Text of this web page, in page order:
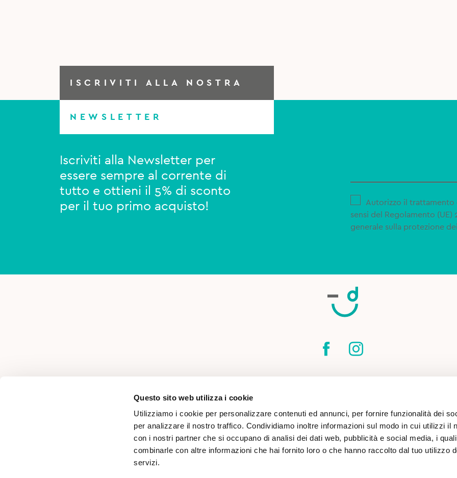
Questo sito web utilizza i cookie
Utilizziamo i cookie per personalizzare contenuti ed annunci, per fornire funzionalità dei
per analizzare il nostro traffico. Condividiamo inoltre informazioni sul modo in cui utilizzi il
con i nostri partner che si occupano di analisi dei dati web, pubblicità e social media, i
combinarle con altre informazioni che hai fornito loro o che hanno raccolto dal tuo utilizzo
servizi.
ISCRIVITI ALLA NOSTRA
NEWSLETTER
Iscriviti alla Newsletter per
essere sempre al corrente di
tutto e ottieni il 5% di sconto
per il tuo primo acquisto!
Autorizzo il trattamento
sensi del Regolamento
generale sulla protezione